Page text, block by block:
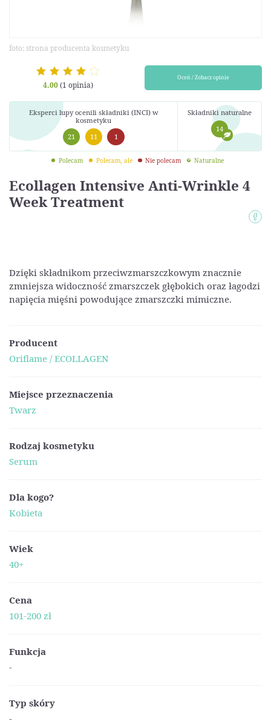
Ecollagen Intensive Anti-Wrinkle 4
Week Treatment
foto: strona producenta kosmetyku
4.00(1 opinia)
Oceń / Zobacz opinie
Eksperci lupy ocenili składniki (INCI) w
kosmetyku
21
11 1
Składniki naturalne
14
Polecam Polecam, ale Nie polecam Naturalne
Dzięki składnikom przeciwzmarszczkowym znacznie
zmniejsza widoczność zmarszczek głębokich oraz łagodzi
napięcia mięśni powodujące zmarszczki mimiczne.
Producent
Oriflame / ECOLLAGEN
Miejsce przeznaczenia
Twarz
Rodzaj kosmetyku
Serum
Dla kogo?
Kobieta
Wiek
40+
Cena
101-200 zł
Funkcja
-
Typ skóry
-